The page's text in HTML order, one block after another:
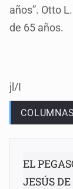
años”. Otto
de 65 años.
jl/I
EL
JESÚS